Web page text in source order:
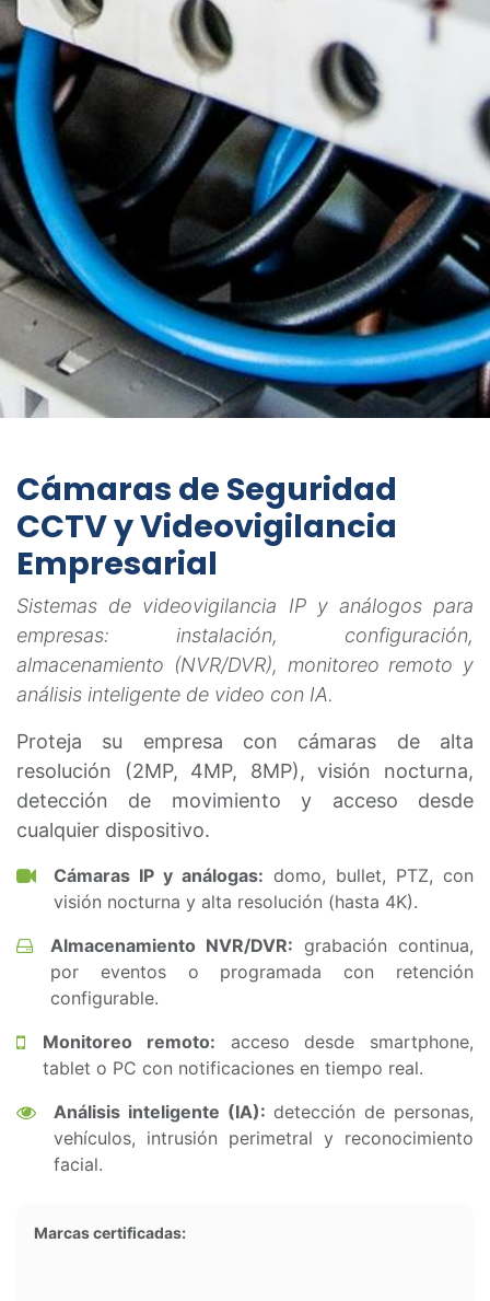
Cámaras de Seguridad
CCTV y Videovigilancia
Empresarial
Sistemas de videovigilancia IP y análogos para
empresas: instalación, configuración,
almacenamiento (NVR/DVR), monitoreo remoto y
análisis inteligente de video con IA.
Proteja su empresa con cámaras de alta
resolución (2MP, 4MP, 8MP), visión nocturna,
detección de movimiento y acceso desde
cualquier dispositivo.
Cámaras IP y análogas: domo, bullet, PTZ, con
visión nocturna y alta resolución (hasta 4K).
Almacenamiento NVR/DVR: grabación continua,
por eventos o programada con retención
configurable.
Monitoreo remoto: acceso desde smartphone,
tablet o PC con notificaciones en tiempo real.
Análisis inteligente (IA): detección de personas,
vehículos, intrusión perimetral y reconocimiento
facial.
Marcas certificadas: